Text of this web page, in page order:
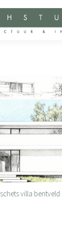
schets villa bentveld